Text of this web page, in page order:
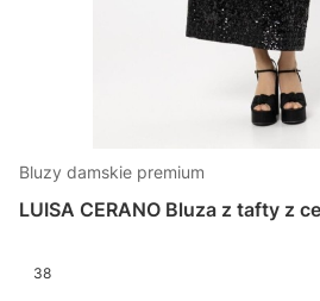
Bluzy damskie premium
LUISA CERANO Bluza z tafty z
38